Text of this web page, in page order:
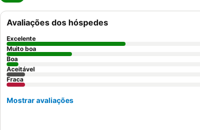
Avaliações dos hóspedes
Excelente
Muito boa
Boa
Aceitável
Fraca
Mostrar avaliações